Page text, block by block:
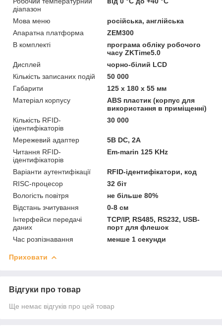
діапазон
Мова меню
російська, англійська
Апаратна платформа
ZEM300
В комплекті
програма обліку робочого
часу ZKTime5.0
Дисплей
чорно-білий LCD
Кількість записаних подій
50 000
Габарити
125 х 180 х 55 мм
Матеріал корпусу
ABS пластик (корпус для
використання в приміщенні)
Кількість RFID-
ідентифікаторів
30 000
Мережевий адаптер
5В DC, 2А
Читання RFID-
ідентифікаторів
Em-marin 125 KHz
Варіанти аутентифікації
RFID-ідентифікатори, код
RISC-процесор
32 біт
Вологість повітря
не більше 80%
Відстань зчитування
0-8 см
Інтерфейси передачі
даних
TCP/IP, RS485, RS232, USB-
порт для флешок
Час розпізнавання
менше 1 секунди
Приховати
Відгуки про товар
Ще немає відгуків про цей товар